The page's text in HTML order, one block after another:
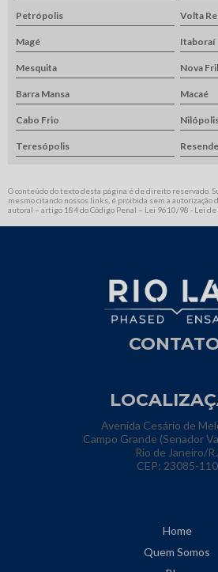
Petrópolis Volta
Magé Itaboraí
Mesquita Nova
Barra Mansa Macaé
Cabo Frio
Teresópolis Resende
O conteúdo do texto desta página é de direito reservado.
mesmo citando nossos links, é proibida sem a autorização
autoral – artigo 184 do Código Penal – Lei 9610/98 - Lei
Avenida Cesário de
Campo Grande (Senador
Rio de Janeiro/RJ
CEP: 23085-110
Home
Quem Somos